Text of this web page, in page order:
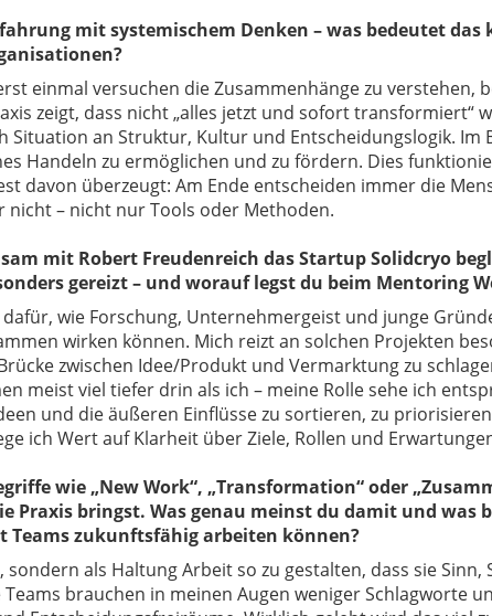
mit systemischem Denken – was bedeutet
einmal versuchen die Zusammenhänge zu verstehen,
zeigt, dass nicht„alles jetzt und sofort transformiert“
Situation an Struktur, Kultur und Entscheidungslogik. Im
Handeln zu ermöglichen und zu fördern. Dies
davon überzeugt: Am Ende entscheiden immer die
nicht– nicht nur Tools oder Methoden.
mit Robert Freudenreich das Startup Solidcryo
gereizt – und worauf legst du beim Mentoring
wie Forschung, Unternehmergeist und junge
wirken können. Mich reizt an solchen Projekten
zwischen Idee/Produkt und Vermarktung zu
meist viel tiefer drin als ich – meine Rolle sehe ich
und die äußeren Einflüsse zu sortieren, zu
ich Wert auf Klarheit über Ziele, Rollen und
wie „New Work“, „Transformation“ oder
Praxis bringst. Was genau meinst du damit und was
zukunftsfähig arbeiten können?
als Haltung Arbeit so zu gestalten, dass sie
brauchen in meinen Augen weniger Schlagworte